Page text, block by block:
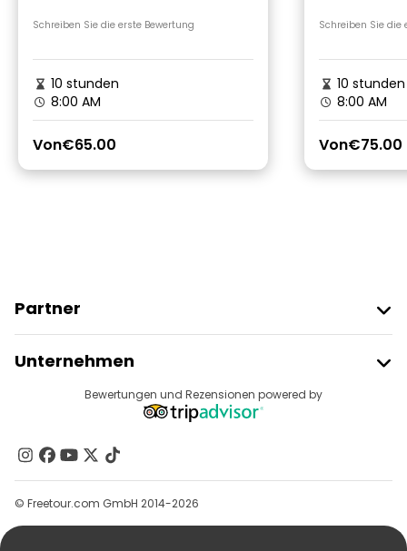
Schreiben Sie die erste Bewertung
10 stunden
8:00 AM
Von€65.00
Schreiben Sie die
10 stunden
8:00 AM
Von€75.00
Partner
Anbieter-Anmeldung
Affiliate-Programm
Unternehmen
Reiseziele
Kontakt
Gruppen
Hilfe
Bewertungen und Rezensionen powered by
© Freetour.com GmbH 2014-2026